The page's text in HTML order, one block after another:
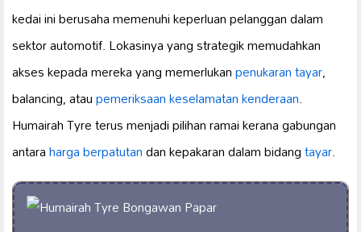
kedai ini berusaha memenuhi keperluan pelanggan dalam
sektor automotif. Lokasinya yang strategik memudahkan
akses kepada mereka yang memerlukanpenukaran tayar,
balancing, ataupemeriksaan keselamatan kenderaan.
Humairah Tyre terus menjadi pilihan ramai kerana gabungan
antaraharga berpatutandan kepakaran dalam bidangtayar.